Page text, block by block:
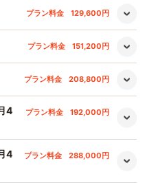
プラン料金 129,600円
プラン料金 151,200円
プラン料金 208,800円
4
プラン料金 192,000円
4
プラン料金 288,000円